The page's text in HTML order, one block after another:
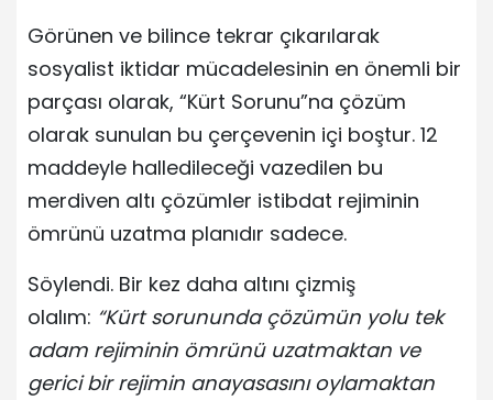
Görünen ve bilince tekrar çıkarılarak
sosyalist iktidar mücadelesinin en önemli bir
parçası olarak, “Kürt Sorunu”na çözüm
olarak sunulan bu çerçevenin içi boştur. 12
maddeyle halledileceği vazedilen bu
merdiven altı çözümler istibdat rejiminin
ömrünü uzatma planıdır sadece.
Söylendi. Bir kez daha altını çizmiş
olalım: “Kürt sorununda çözümün yolu tek
adam rejiminin ömrünü uzatmaktan ve
gerici bir rejimin anayasasını oylamaktan